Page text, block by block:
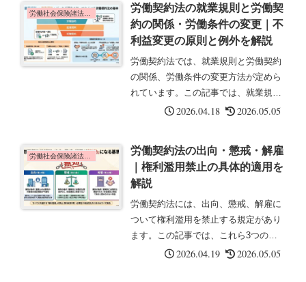
ールを定めた法律です(2008年・平...
労働社会保険諸法令の基礎知識
労働契約法の就業規則と労働契
約の関係・労働条件の変更｜不
利益変更の原則と例外を解説
労働契約法では、就業規則と労働契約
の関係、労働条件の変更方法が定めら
れています。この記事では、就業規則
の効力と不利益変更のルールについて
を締結する場合において、使用者が...
2026.04.18 2026.05.05
労働社会保険諸法令の基礎知識
労働契約法の出向・懲戒・解雇
｜権利濫用禁止の具体的適用を
解説
労働契約法には、出向、懲戒、解雇に
ついて権利濫用を禁止する規定があり
ます。この記事では、これら3つの制
度と権利濫用の判断基準について解説
2026.04.19 2026.05.05